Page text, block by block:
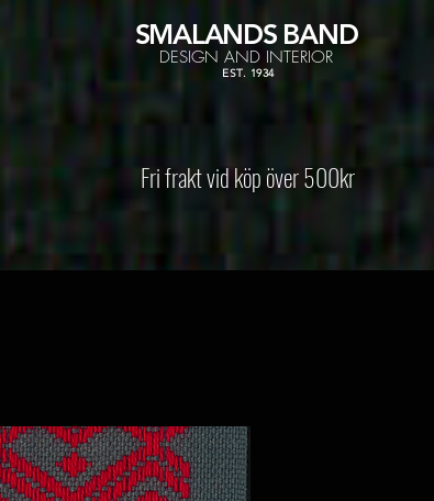
SMALANDS BAND
DESIGN AND INTERIOR
EST. 1934
Fri frakt vid köp över 500kr